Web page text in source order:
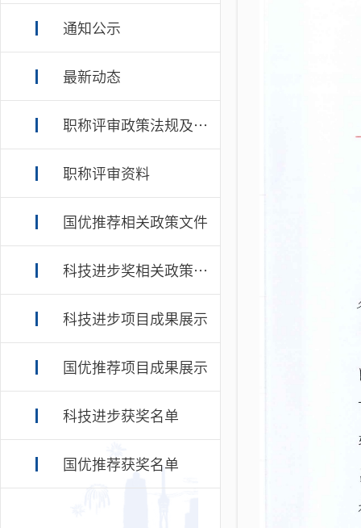
通知公示
最新动态
职称评审政策法规及规章制度
职称评审资料
国优推荐相关政策文件
科技进步奖相关政策文件
科技进步项目成果展示
国优推荐项目成果展示
科技进步获奖名单
国优推荐获奖名单